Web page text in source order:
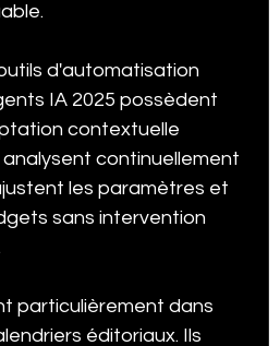
d'automatisation
IA 2025 possèdent
contextuelle
continuellement
les paramètres et
sans intervention
particulièrement dans
éditoriaux. Ils